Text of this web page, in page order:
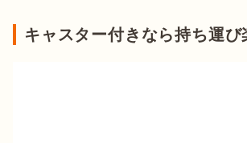
キャスター付きなら持ち運び